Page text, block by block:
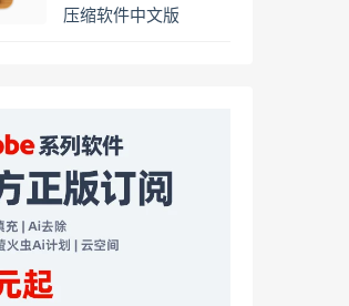
压缩软件中文版